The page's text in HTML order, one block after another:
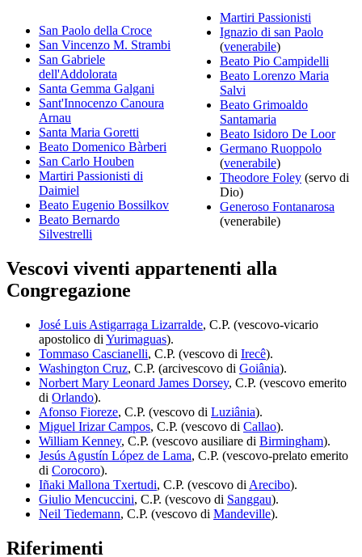
San Paolo della Croce
San Vincenzo M. Strambi
San Gabriele
dell'Addolorata
Santa Gemma Galgani
Sant'Innocenzo Canoura
Arnau
Santa Maria Goretti
Beato Domenico Bàrberi
San Carlo Houben
Martiri Passionisti di
Daimiel
Beato Eugenio Bossilkov
Beato Bernardo
Silvestrelli
Martiri Passionisti
Ignazio di san Paolo
(venerabile)
Beato Pio Campidelli
Beato Lorenzo Maria
Salvi
Beato Grimoaldo
Santamaria
Beato Isidoro De Loor
Germano Ruoppolo
(venerabile)
Theodore Foley (servo di
Dio)
Generoso Fontanarosa
(venerabile)
Vescovi viventi appartenenti alla
Congregazione
José Luis Astigarraga Lizarralde, C.P. (vescovo-vicario
apostolico di Yurimaguas).
Tommaso Cascianelli, C.P. (vescovo di Irecê).
Washington Cruz, C.P. (arcivescovo di Goiânia).
Norbert Mary Leonard James Dorsey, C.P. (vescovo emerito
di Orlando).
Afonso Fioreze, C.P. (vescovo di Luziânia).
Miguel Irizar Campos, C.P. (vescovo di Callao).
William Kenney, C.P. (vescovo ausiliare di Birmingham).
Jesús Agustín López de Lama, C.P. (vescovo-prelato emerito
di Corocoro).
Iñaki Mallona Txertudi, C.P. (vescovo di Arecibo).
Giulio Mencuccini, C.P. (vescovo di Sanggau).
Neil Tiedemann, C.P. (vescovo di Mandeville).
Riferimenti